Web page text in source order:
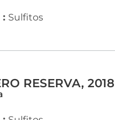
: Sulfitos
RESERVA, 2018